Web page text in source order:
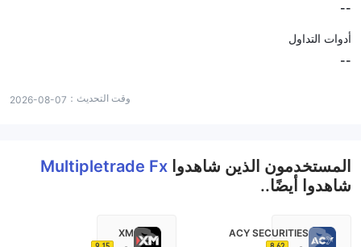
--
أدوات التداول
--
وقت التحديث： 2026-08-07
المستخدمون الذين شاهدوا Multipletrade Fx
شاهدوا أيضًا..
ACY SECURITIES
XM